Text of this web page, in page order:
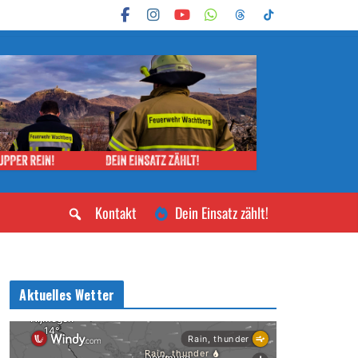
Dein Einsatz zählt!
Kontakt
Aktuelles Wetter